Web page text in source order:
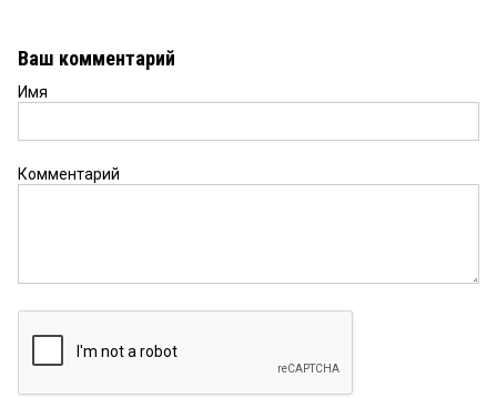
Ваш комментарий
Имя
Комментарий